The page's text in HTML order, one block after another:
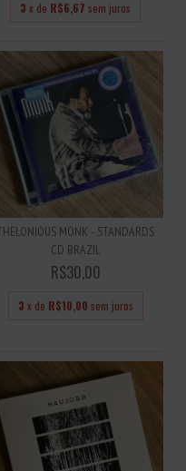
3 x de R$6,67 sem juros
MONK - STANDARDS
CD BRAZIL
R$30,00
3 x de R$10,00 sem juros